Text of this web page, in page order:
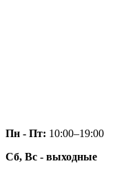
Пн - Пт: 10:00–19:00
Сб, Вс - выходные